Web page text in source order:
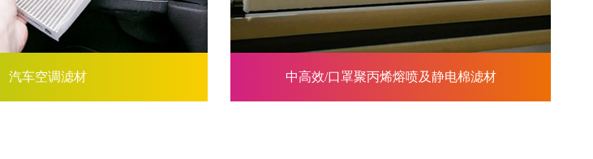
汽车空调滤材 中高效/口罩聚丙烯熔喷及静电棉滤材